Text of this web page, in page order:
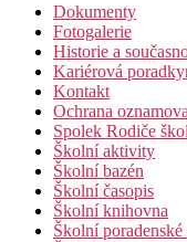
Dokumenty
Fotogalerie
Historie a
Kariérová
Kontakt
Ochrana
Spolek Rodiče
Školní aktivity
Školní bazén
Školní časopis
Školní knihovna
Školní poradenské